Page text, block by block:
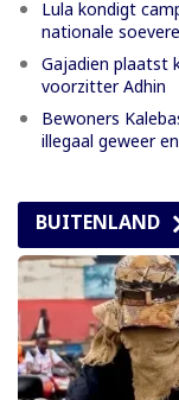
Lula kondigt
nationale
Gajadien plaatst
voorzitter Adhin
Bewoners
illegaal geweer
BUITENLAND